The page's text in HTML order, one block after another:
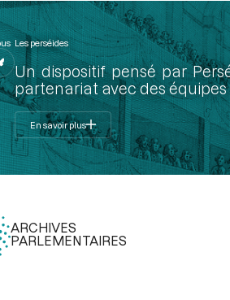
Les perséides
Un dispositif pensé par
partenariat avec des
En savoir plus
ARCHIVES
PARLEMENTAIRES